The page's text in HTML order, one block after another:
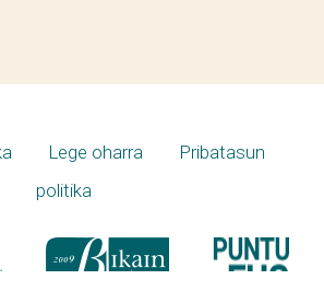
Lege oharra
Pribatasun
politika